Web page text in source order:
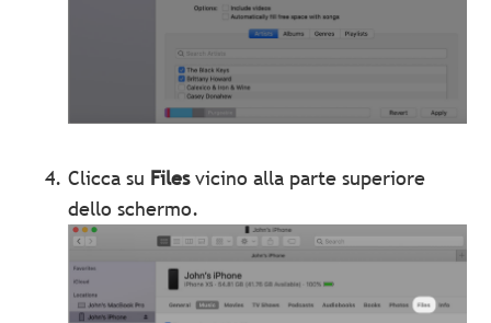
Clicca su Filesvicino alla parte superiore
dello schermo.